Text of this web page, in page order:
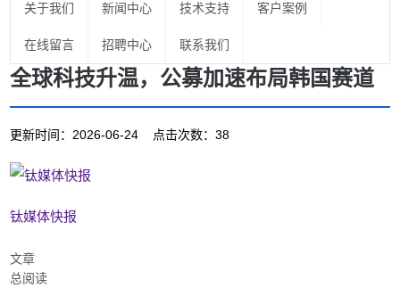
关于我们 新闻中心 技术支持 客户案例
在线留言 招聘中心 联系我们
全球科技升温，公募加速布局韩国赛道
更新时间：2026-06-24 点击次数：38
钛媒体快报
文章
总阅读